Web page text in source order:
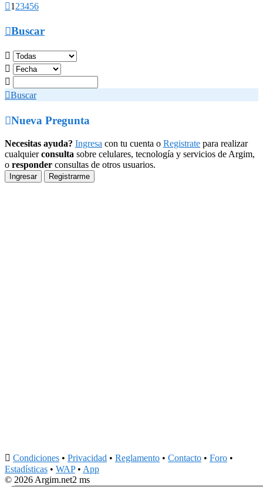
1 23456
Buscar



Buscar
Nueva Pregunta
Necesitas ayuda? Ingresa con tu cuenta o Registrate para realizar
cualquierconsulta sobre celulares, tecnología y servicios de Argim,
o responder consultas de otros usuarios.
Ingresar Registrarme
 Condiciones • Privacidad • Reglamento • Contacto • Foro •
Estadísticas • WAP• App
© 2026 Argim.net2 ms